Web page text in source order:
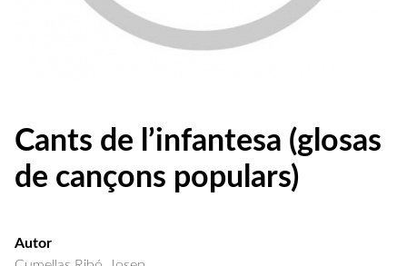
Cants de l’infantesa (glosas
de cançons populars)
Autor